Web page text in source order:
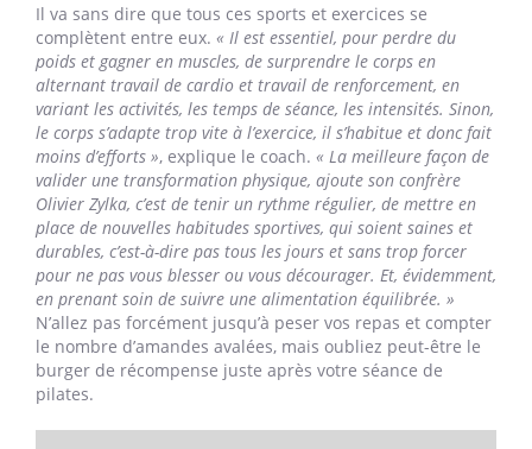
Il va sans dire que tous ces sports et exercices se
complètent entre eux. « Il est essentiel, pour perdre du
poids et gagner en muscles, de surprendre le corps en
alternant travail de cardio et travail de renforcement, en
variant les activités, les temps de séance, les intensités. Sinon,
le corps s’adapte trop vite à l’exercice, il s’habitue et donc fait
moins d’efforts », explique le coach. « La meilleure façon de
valider une transformation physique, ajoute son confrère
Olivier Zylka, c’est de tenir un rythme régulier, de mettre en
place de nouvelles habitudes sportives, qui soient saines et
durables, c’est-à-dire pas tous les jours et sans trop forcer
pour ne pas vous blesser ou vous décourager. Et, évidemment,
en prenant soin de suivre une alimentation équilibrée. »
N’allez pas forcément jusqu’à peser vos repas et compter
le nombre d’amandes avalées, mais oubliez peut-être le
burger de récompense juste après votre séance de
pilates.